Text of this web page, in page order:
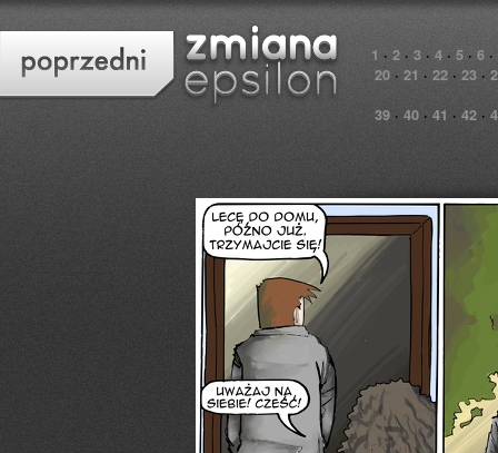
1 · 2· 3· 4· 5· 6·
20 · 21 · 22 · 23 ·
39 · 40 · 41 · 42 ·